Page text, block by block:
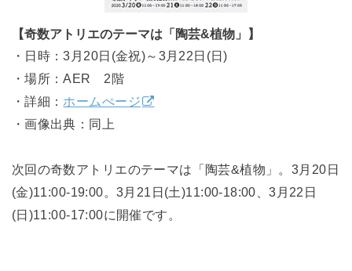
【奇数アトリエのテーマは「陶芸&植物」】
・日時：3月20日(金祝)～3月22日(日)
・場所：AER 2階
・詳細： ホームぺージ
・画像出典：同上
次回の奇数アトリエのテーマは「陶芸&植物」。3月20日
(金)11:00-19:00。3月21日(土)11:00-18:00、3月22日
(日)11:00-17:00に開催です。